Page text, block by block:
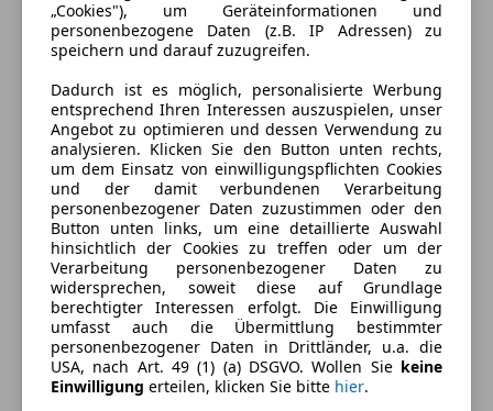
Energieverbrauch
Kraftstoff
Diesel
Ausstattung
Komfort
3-Zonen-Klimaautomatik
360° Kamera
Armlehne
Beheizbares Lenkrad
Berganfahrassistent
Mehr anzeigen
Farbe und Innenausstattung
Außenfarbe
Schwarz
Farbe laut Hersteller
Jet Black
„Cookies"), um Geräteinformationen und
personenbezogene Daten (z.B. IP Adressen) zu
speichern und darauf zuzugreifen.
Dadurch ist es möglich, personalisierte Werbung
entsprechend Ihren Interessen auszuspielen, unser
Angebot zu optimieren und dessen Verwendung zu
analysieren. Klicken Sie den Button unten rechts,
um dem Einsatz von einwilligungspflichten Cookies
und der damit verbundenen Verarbeitung
personenbezogener Daten zuzustimmen oder den
Button unten links, um eine detaillierte Auswahl
hinsichtlich der Cookies zu treffen oder um der
Verarbeitung personenbezogener Daten zu
widersprechen, soweit diese auf Grundlage
berechtigter Interessen erfolgt. Die Einwilligung
umfasst auch die Übermittlung bestimmter
personenbezogener Daten in Drittländer, u.a. die
USA, nach Art. 49 (1) (a) DSGVO. Wollen Sie keine
Einwilligung erteilen, klicken Sie bitte hier.